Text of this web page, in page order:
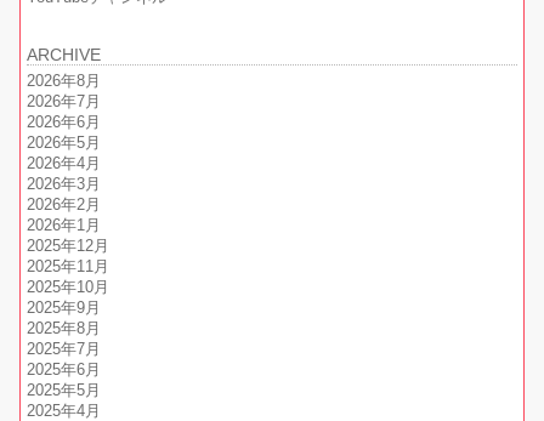
ARCHIVE
2026年8月
2026年7月
2026年6月
2026年5月
2026年4月
2026年3月
2026年2月
2026年1月
2025年12月
2025年11月
2025年10月
2025年9月
2025年8月
2025年7月
2025年6月
2025年5月
2025年4月